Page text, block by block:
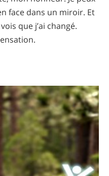
face dans un miroir. Et
que j’ai changé.